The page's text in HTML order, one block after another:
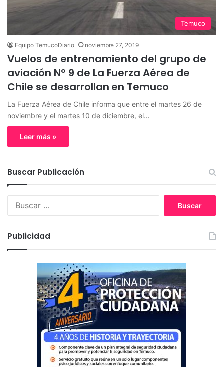
Temuco
Equipo TemucoDiario noviembre 27, 2019
Vuelos de entrenamiento del grupo de
aviación Nº 9 de La Fuerza Aérea de
Chile se desarrollan en Temuco
La Fuerza Aérea de Chile informa que entre el martes 26 de
noviembre y el martes 10 de diciembre, el…
Leer más »
Buscar Publicación
:
Publicidad